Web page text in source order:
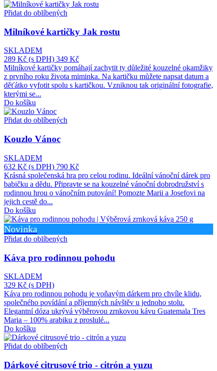
Přidat do oblíbených
Milníkové kartičky Jak rostu
SKLADEM
289 Kč (s DPH) 349 Kč
Milníkové kartičky pomáhají zachytit ty důležité kouzelné okamžiky
z prvního roku života miminka. Na kartičku můžete napsat datum a
děťátko vyfotit spolu s kartičkou. Vzniknou tak originální fotografie,
kterými se...
Do košíku
Přidat do oblíbených
Kouzlo Vánoc
SKLADEM
632 Kč (s DPH) 790 Kč
Krásná společenská hra pro celou rodinu. Ideální vánoční dárek pro
babičku a dědu. Připravte se na kouzelné vánoční dobrodružství s
rodinnou hrou o vánočním putování! Pomozte Marii a Josefovi na
jejich cestě do...
Do košíku
Novinka
Přidat do oblíbených
Káva pro rodinnou pohodu
SKLADEM
329 Kč (s DPH)
Káva pro rodinnou pohodu je voňavým dárkem pro chvíle klidu,
společného povídání a příjemných návštěv u jednoho stolu.
Elegantní dóza ukrývá výběrovou zrnkovou kávu Guatemala Tres
Maria – 100% arabiku z proslulé...
Do košíku
Přidat do oblíbených
Dárkové citrusové trio - citrón a yuzu